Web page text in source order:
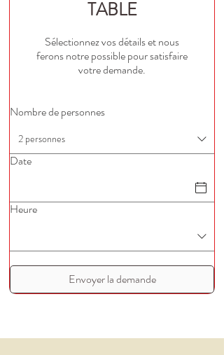
TABLE
Sélectionnez vos détails et nous
ferons notre possible pour satisfaire
votre demande.
Nombre de personnes
2 personnes
Date
Heure
Envoyer la demande